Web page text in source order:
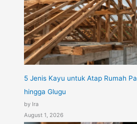
5 Jenis Kayu untuk Atap Rumah
hingga Glugu
by Ira
August 1, 2026